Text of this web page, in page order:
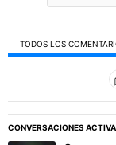
TODOS LOS
Todos los
CONVERSACIONES
Este listado